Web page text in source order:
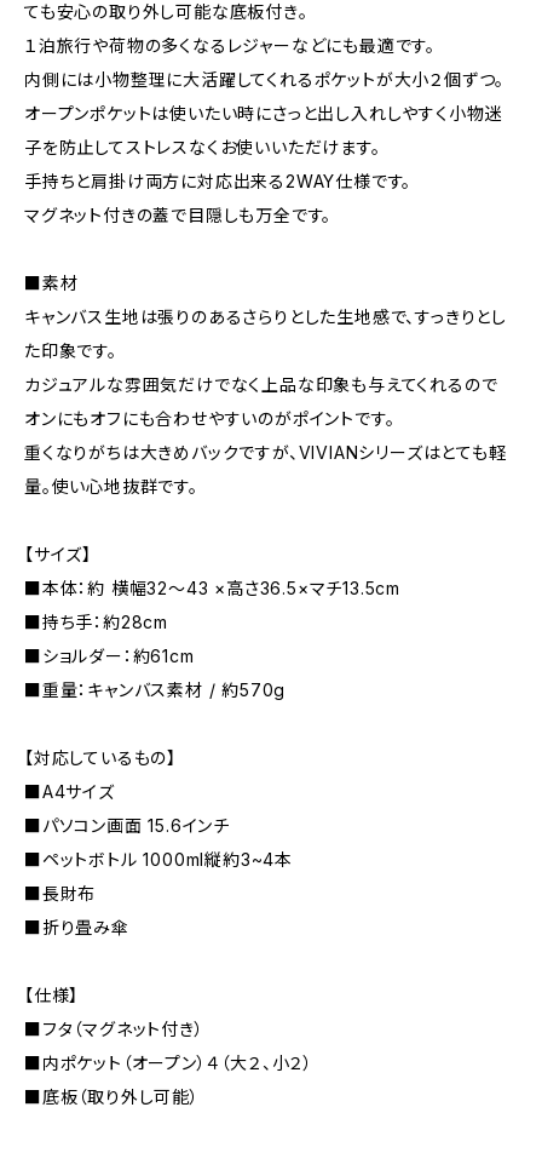
ても安心の取り外し可能な底板付き。
１泊旅行や荷物の多くなるレジャーなどにも最適です。
内側には小物整理に大活躍してくれるポケットが大小２個ずつ。
オープンポケットは使いたい時にさっと出し入れしやすく小物迷
子を防止してストレスなくお使いいただけます。
手持ちと肩掛け両方に対応出来る2WAY仕様です。
マグネット付きの蓋で目隠しも万全です。
■素材
キャンバス生地は張りのあるさらりとした生地感で、すっきりとし
た印象です。
カジュアルな雰囲気だけでなく上品な印象も与えてくれるので
オンにもオフにも合わせやすいのがポイントです。
重くなりがちは大きめバックですが、VIVIANシリーズはとても軽
量。使い心地抜群です。
【サイズ】
■本体：約 横幅32～43 ×高さ36.5×マチ13.5cm
■持ち手：約28cm
■ショルダー：約61cm
■重量：キャンバス素材 / 約570g
【対応しているもの】
■A4サイズ
■パソコン画面 15.6インチ
■ペットボトル 1000ml縦約3~4本
■長財布
■折り畳み傘
【仕様】
■フタ（マグネット付き）
■内ポケット（オープン）４（大２、小２）
■底板（取り外し可能）